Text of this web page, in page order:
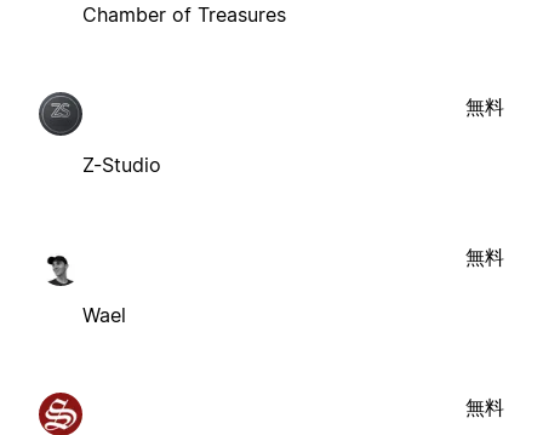
Chamber of Treasures
Z-Studio
無料
Wael
無料
無料